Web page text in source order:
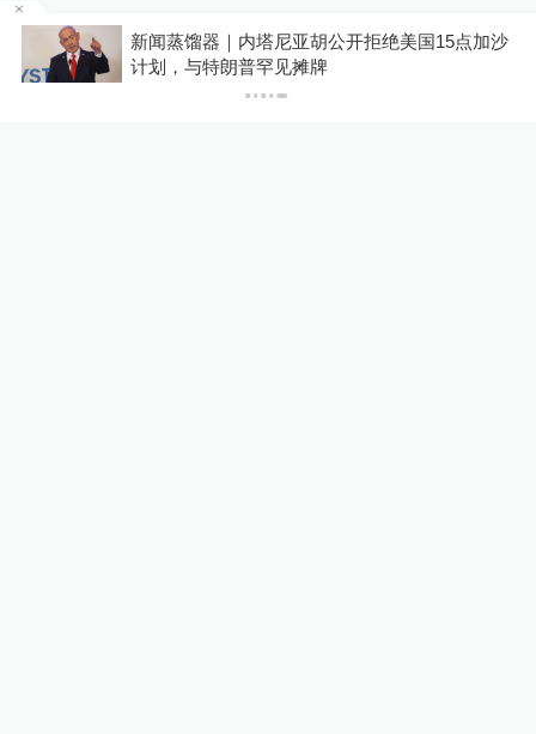
与特朗普关联的美石油公司拟
在格陵兰岛钻探，岛政府强烈
你有权知道更多
下载澎湃新闻客户端